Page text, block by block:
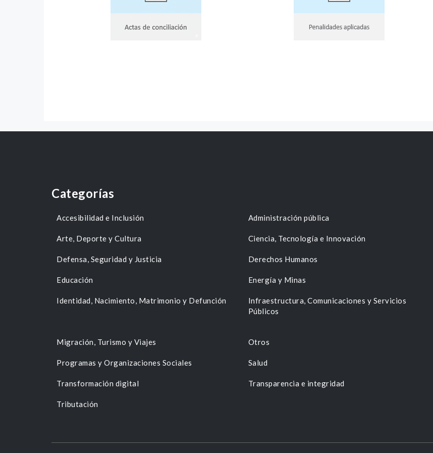
Categorías
Accesibilidad e Inclusión Administración pública
Arte, Deporte y Cultura Ciencia, Tecnología e Innovación
Defensa, Seguridad y Justicia Derechos Humanos
Educación Energía y Minas
Identidad, Nacimiento, Matrimonio y Defunción
Infraestructura, Comunicaciones y Servicios
Públicos
Migración, Turismo y Viajes Otros
Programas y Organizaciones Sociales Salud
Transformación digital Transparencia e integridad
Tributación